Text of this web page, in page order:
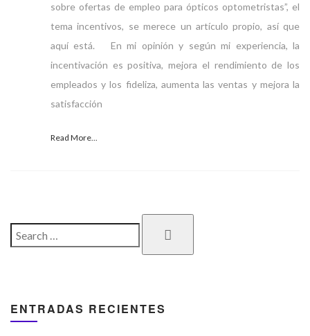
sobre ofertas de empleo para ópticos optometristas”, el
tema incentivos, se merece un artículo propio, así que
aquí está. En mi opinión y según mi experiencia, la
incentivación es positiva, mejora el rendimiento de los
empleados y los fideliza, aumenta las ventas y mejora la
satisfacción
Read More...
ENTRADAS RECIENTES